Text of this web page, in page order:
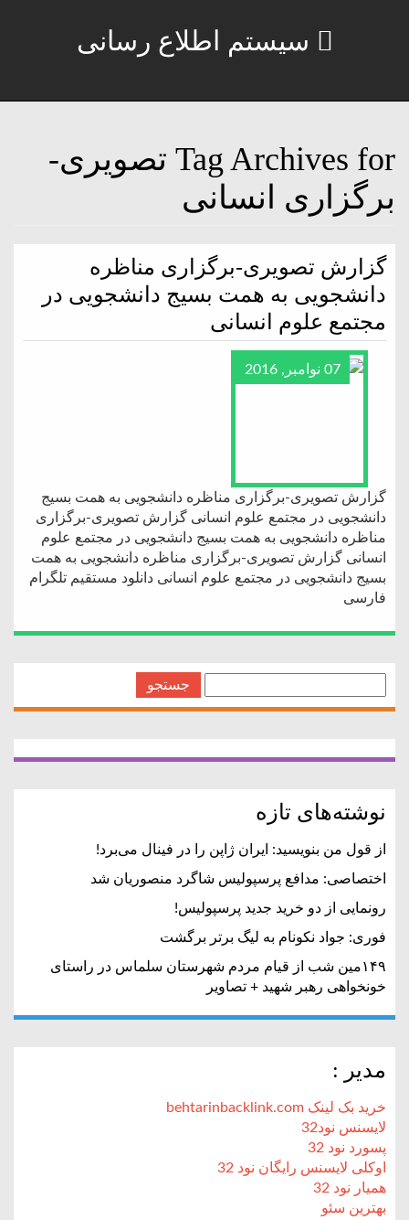
سیستم اطلاع رسانی
Tag Archives for تصویری-
برگزاری انسانی
گزارش تصویری-برگزاری مناظره
دانشجویی به همت بسیج دانشجویی در
مجتمع علوم انسانی
07 نوامبر, 2016
گزارش تصویری-برگزاری مناظره دانشجویی به همت بسیج
دانشجویی در مجتمع علوم انسانی گزارش تصویری-برگزاری
مناظره دانشجویی به همت بسیج دانشجویی در مجتمع علوم
انسانی گزارش تصویری-برگزاری مناظره دانشجویی به همت
بسیج دانشجویی در مجتمع علوم انسانی دانلود مستقیم تلگرام
فارسی
نوشته‌های تازه
از قول من بنویسید: ایران ژاپن را در فینال می‌برد!
اختصاصی: مدافع پرسپولیس شاگرد منصوریان شد
رونمایی از دو خرید جدید پرسپولیس!
فوری: جواد نکونام به لیگ برتر برگشت
۱۴۹مین شب از قیام مردم شهرستان سلماس در راستای
خونخواهی رهبر شهید + تصاویر
مدیر :
خرید بک لینک behtarinbacklink.com
لایسنس نود32
پسورد نود 32
اوکلی لایسنس رایگان نود 32
همیار نود 32
بهترین سئو